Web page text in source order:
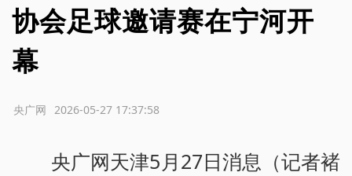
协会足球邀请赛在宁河开
幕
2026-05-27 17:37:58
央广网
央广网天津5月27日消息（记者褚